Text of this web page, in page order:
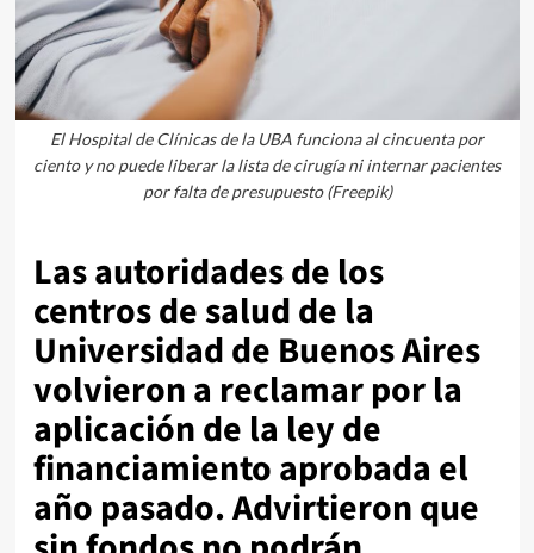
El Hospital de Clínicas de la UBA funciona al cincuenta por
ciento y no puede liberar la lista de cirugía ni internar pacientes
por falta de presupuesto (Freepik)
Las autoridades de los
centros de salud de la
Universidad de Buenos Aires
volvieron a reclamar por la
aplicación de la ley de
financiamiento aprobada el
año pasado. Advirtieron que